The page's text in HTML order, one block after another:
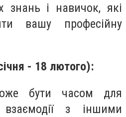
знань і навичок, які
вашу професійну
- 18 лютого):
бути часом для
з іншими